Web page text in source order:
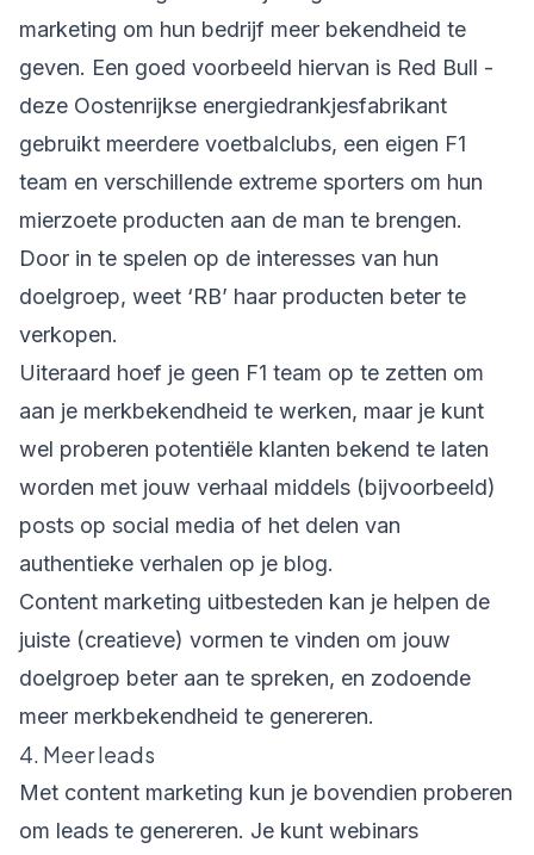
marketing om hun bedrijf meer bekendheid te
geven. Een goed voorbeeld hiervan is Red Bull -
deze Oostenrijkse energiedrankjesfabrikant
gebruikt meerdere voetbalclubs, een eigen F1
team en verschillende extreme sporters om hun
mierzoete producten aan de man te brengen.
Door in te spelen op de interesses van hun
doelgroep, weet ‘RB’ haar producten beter te
verkopen.
Uiteraard hoef je geen F1 team op te zetten om
aan je merkbekendheid te werken, maar je kunt
wel proberen potentiële klanten bekend te laten
worden met jouw verhaal middels (bijvoorbeeld)
posts op social media of het delen van
authentieke verhalen op je blog.
Content marketing uitbesteden kan je helpen de
juiste (creatieve) vormen te vinden om jouw
doelgroep beter aan te spreken, en zodoende
meer merkbekendheid te genereren.
4. Meer leads
Met content marketing kun je bovendien proberen
om leads te genereren. Je kunt webinars